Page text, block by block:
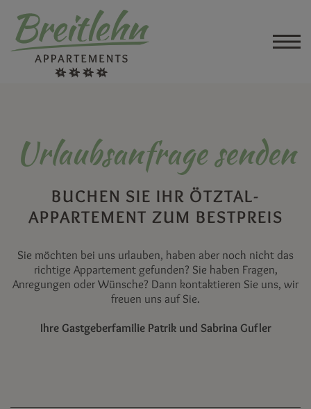
Urlaubsanfrage senden
BUCHEN SIE IHR ÖTZTAL-
APPARTEMENT ZUM BESTPREIS
Sie möchten bei uns urlauben, haben aber noch nicht das
richtige Appartement gefunden? Sie haben Fragen,
Anregungen oder Wünsche? Dann kontaktieren Sie uns, wir
freuen uns auf Sie.
Ihre Gastgeberfamilie Patrik und Sabrina Gufler